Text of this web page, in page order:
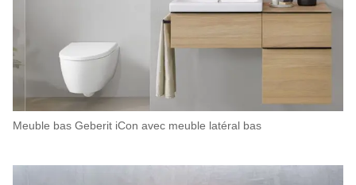
Meuble bas Geberit iCon avec meuble latéral bas